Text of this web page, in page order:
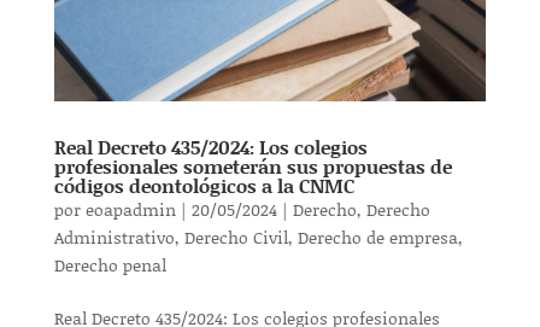
Real Decreto 435/2024: Los colegios
profesionales someterán sus propuestas de
códigos deontológicos a la CNMC
poreoapadmin| 20/05/2024| Derecho, Derecho
Administrativo, Derecho Civil, Derecho de empresa,
Derecho penal
Real Decreto 435/2024: Los colegios profesionales